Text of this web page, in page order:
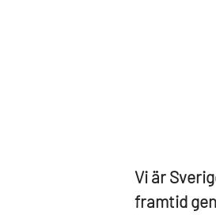
Vi är
framtid